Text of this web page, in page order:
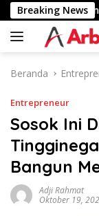
Langsung
ke
konten
Breaking News
Stunting
Beranda
Entrepreneur
Sosok Ini
Bangun
Adji Rahmat
Oktober 19,